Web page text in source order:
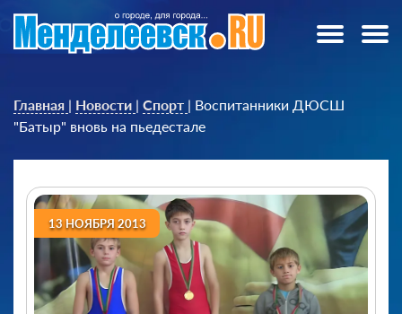
Главная | Новости | Спорт | Воспитанники ДЮСШ
"Батыр" вновь на пьедестале
13 НОЯБРЯ 2013